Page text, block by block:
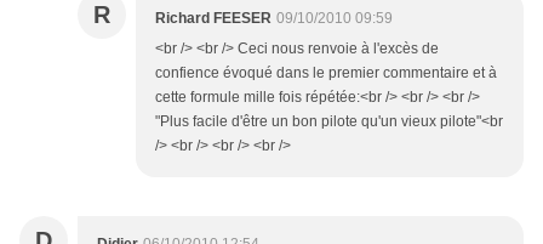
R Richard FEESER 09/10/2010 09:59
<br /> <br /> Ceci nous renvoie à l'excès de
confience évoqué dans le premier commentaire et à
cette formule mille fois répétée:<br /> <br /> <br />
"Plus facile d'être un bon pilote qu'un vieux pilote"<br
/> <br /> <br /> <br />